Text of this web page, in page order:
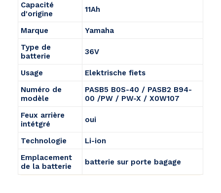
Capacité
d'origine
11Ah
Marque
Yamaha
Type de
batterie
36V
Usage
Elektrische fiets
Numéro de
modèle
PASB5 B0S-40 / PASB2 B94-
00 /PW / PW-X / X0W107
Feux arrière
intétgré
oui
Technologie
Li-ion
Emplacement
de la batterie
batterie sur porte bagage